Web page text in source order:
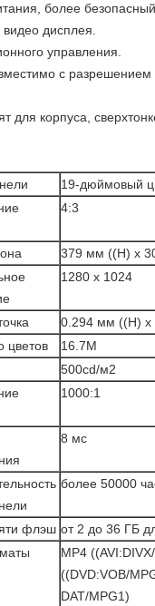
более
дисплея.
управления.
с разрешением
для корпуса,
19-дюймовый
4:3
379 мм ((H) x
1280 x 1024
0.294 мм ((H)
цветов
16.7M
500cd/м2
1000:1
8 мс
более 50000
флэш от 2 до 36 ГБ
MP4
((DVD:VOB/
DAT/MPG1)